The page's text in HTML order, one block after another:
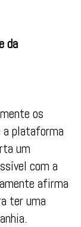
da
os
a plataforma
um
com a
afirma
ter uma